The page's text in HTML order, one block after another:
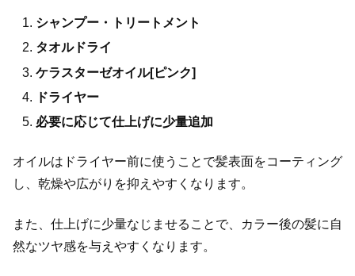
シャンプー・トリートメント
タオルドライ
ケラスターゼオイル[ピンク]
ドライヤー
必要に応じて仕上げに少量追加
オイルはドライヤー前に使うことで髪表面をコーティング
し、乾燥や広がりを抑えやすくなります。
また、仕上げに少量なじませることで、カラー後の髪に自
然なツヤ感を与えやすくなります。